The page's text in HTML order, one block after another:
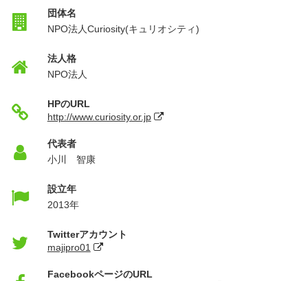
団体名
NPO法人Curiosity(キュリオシティ)
法人格
NPO法人
HPのURL
http://www.curiosity.or.jp
代表者
小川 智康
設立年
2013年
Twitterアカウント
majipro01
FacebookページのURL